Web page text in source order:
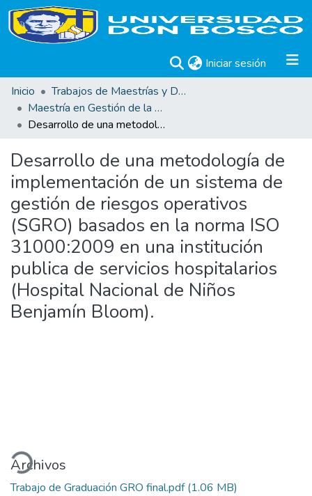
Iniciar sesión (current)
Inicio
Trabajos de Maestrías y Doctorados
Maestría en Gestión de la Calidad
Desarrollo de una metodología de implementación de un sistema de gestión de riesgos operativos (SGRO) basados en la norma ISO 31000:2009 en una institución publica de servicios hospitalarios (Hospital Nacional de Niños Benjamín Bloom).
Desarrollo de una metodología de
implementación de un sistema de
gestión de riesgos operativos
(SGRO) basados en la norma ISO
31000:2009 en una institución
publica de servicios hospitalarios
(Hospital Nacional de Niños
Benjamín Bloom).
Archivos
Trabajo de Graduación GRO final.pdf(1.06 MB)